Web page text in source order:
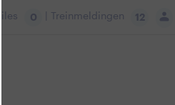
Files 0 | Treinmeldingen 12